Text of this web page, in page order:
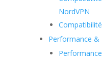
NordVPN
Performance &